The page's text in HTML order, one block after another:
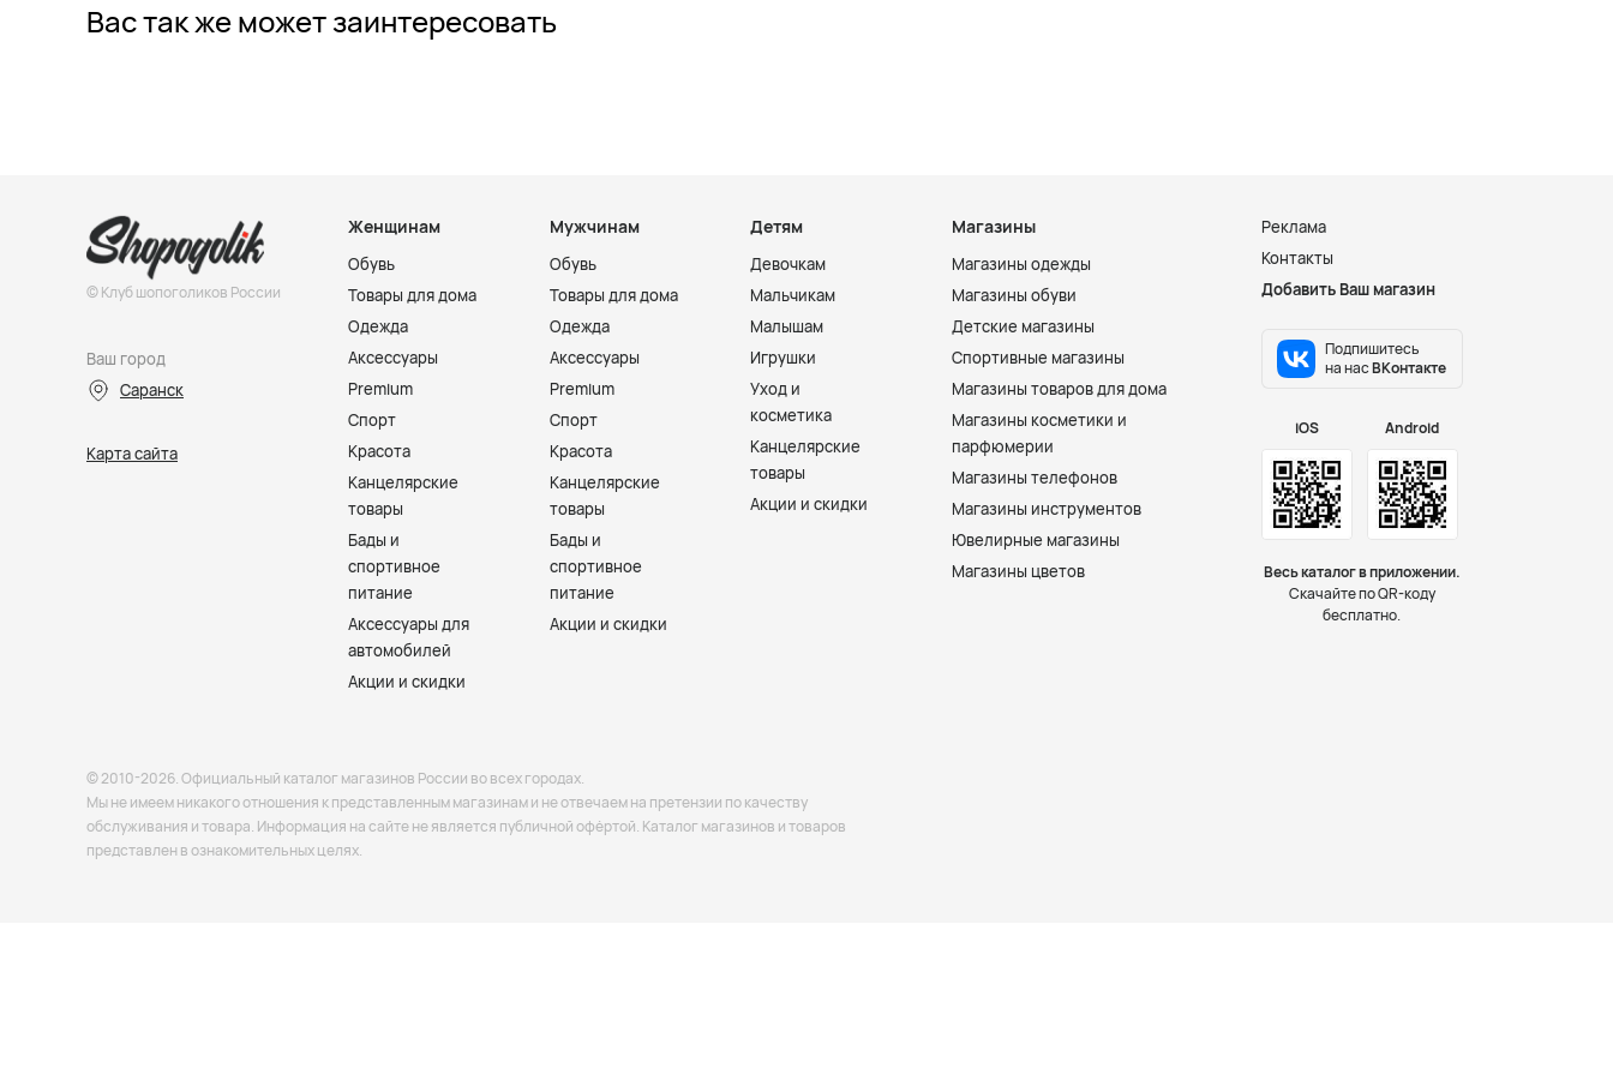
Вас так же может заинтересовать
© Клуб шопоголиков России
Ваш город
Саранск
Карта сайта
Женщинам
Обувь
Товары для дома
Одежда
Аксессуары
Premium
Спорт
Красота
Канцелярские
товары
Бады и
спортивное
питание
Аксессуары для
автомобилей
Акции и скидки
Мужчинам
Обувь
Товары для дома
Одежда
Аксессуары
Premium
Спорт
Красота
Канцелярские
товары
Бады и
спортивное
питание
Акции и скидки
Детям
Девочкам
Мальчикам
Малышам
Игрушки
Уход и
косметика
Канцелярские
товары
Акции и скидки
Магазины
Магазины одежды
Магазины обуви
Детские магазины
Спортивные магазины
Магазины товаров для дома
Магазины косметики и
парфюмерии
Магазины телефонов
Магазины инструментов
Ювелирные магазины
Магазины цветов
Реклама
Контакты
Добавить Ваш магазин
Подпишитесь
на насВКонтакте
iOS Android
Весь каталог в приложении.
Скачайте по QR-коду
бесплатно.
© 2010-2026. Официальный каталог магазинов России во всех городах.
Мы не имеем никакого отношения к представленным магазинам и не отвечаем на претензии по качеству
обслуживания и товара. Информация на сайте не является публичной офёртой. Каталог магазинов и товаров
представлен в ознакомительных целях.